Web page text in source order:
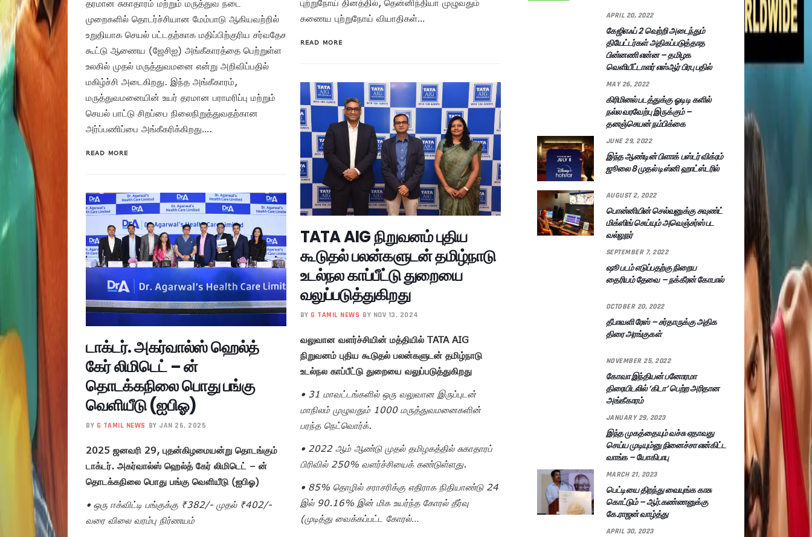
தரமான சுகாதாரம் மற்றும் மருத்துவ நடை
முறைகளில் தொடர்ச்சியான மேம்பாடு ஆகியவற்றில்
உறுதியாக செயல் பட்டதற்காக மதிப்பிற்குரிய சர்வதேச
கூட்டு ஆணைய (ஜேசிஐ) அங்கீகாரத்தை பெற்றுள்ள
உலகில் முதல் மருத்துவமனை என்று அறிவிப்பதில்
மகிழ்ச்சி அடைகிறது. இந்த அங்கீகாரம்,
மருத்துவமனையின் உயர் தரமான பராமரிப்பு மற்றும்
செயல் பாட்டு சிறப்பை நிலைநிறுத்துவதற்கான
அர்ப்பணிப்பை அங்கீகரிக்கிறது….
READ MORE
டாக்டர். அகர்வால்ஸ் ஹெல்த்
கேர் லிமிடெட் – ன்
தொடக்கநிலை பொது பங்கு
வெளியீடு (ஐபிஓ)
BY G TAMIL NEWS BY JAN 26, 2025
2025 ஜனவரி 29, புதன்கிழமையன்று தொடங்கும்
டாக்டர். அகர்வால்ஸ் ஹெல்த் கேர் லிமிடெட் – ன்
தொடக்கநிலை பொது பங்கு வெளியீடு (ஐபிஓ)
• ஒரு ஈக்விட்டி பங்குக்கு ₹382/- முதல் ₹402/-
வரை விலை வரம்பு நிர்ணயம்
புற்றுநோய் தினத்தில், தென்னிந்தியா முழுவதும்
கணைய புற்றுநோய் வியாதிகள்…
READ MORE
TATA AIG நிறுவனம் புதிய
கூடுதல் பலன்களுடன் தமிழ்நாடு
உடல்நல காப்பீட்டு துறையை
வலுப்படுத்துகிறது
BY G TAMIL NEWS BY NOV 13, 2024
வலுவான வளர்ச்சியின் மத்தியில் TATA AIG
நிறுவனம் புதிய கூடுதல் பலன்களுடன் தமிழ்நாடு
உடல்நல காப்பீட்டு துறையை வலுப்படுத்துகிறது
• 31 மாவட்டங்களில் ஒரு வலுவான இருப்புடன்
மாநிலம் முழுவதும் 1000 மருத்துவமனைகளின்
பரந்த நெட்வொர்க்.
• 2022 ஆம் ஆண்டு முதல் தமிழகத்தில் சுகாதாரப்
பிரிவில் 250% வளர்ச்சியைக் கண்டுள்ளது.
• 85% தொழில் சராசரிக்கு எதிராக நிதியாண்டு 24
இல் 90.16% இன் மிக உயர்ந்த கோரல் தீர்வு
(முடித்து வைக்கப்பட்ட கோரல்…
APRIL 20, 2022
கேஜிஎஃப் 2 வெற்றி அடைந்தும்
தியேட்டர்கள் அதிகப்படுத்தாத
பின்னணி என்ன – தமிழக
வெளியீட்டாளர் எஸ்ஆர் பிரபு பதில்
MAY 26, 2022
கிரிமினல் படத்துக்கு ஓடிடி களில்
நல்ல வரவேற்பு இருக்கும் –
தனஞ்செயன் நம்பிக்கை
JUNE 29, 2022
இந்த ஆண்டின் பிளாக் பஸ்டர் விக்ரம்
ஜூலை 8 முதல் டிஸ்னி ஹாட்ஸ்டரில்
AUGUST 2, 2022
பொன்னியின் செல்வனுக்கு சவுண்ட்
மிக்ஸிங் செய்யும் அவெஞ்சர்ஸ் பட
வல்லுநர்
SEPTEMBER 7, 2022
ஷூ படம் எடுப்பதற்கு நிறைய
தைரியம் தேவை – நக்கீரன் கோபால்
OCTOBER 20, 2022
தீபாவளி ரேஸ் – சர்தாருக்கு அதிக
திரை அரங்குகள்
NOVEMBER 25, 2022
கோவா இந்தியன் பனோரமா
திரையிடலில் ‘கிடா’ பெற்ற அரிதான
அங்கீகாரம்
JANUARY 29, 2023
இந்த முகத்தையும் வச்சு ஏதாவது
செய்ய முடியும்னு நினைச்சா என்கிட்ட
வாங்க – யோகிபாபு
MARCH 21, 2023
பெட்டியை திறந்து வையுங்க காசு
கொட்டும் – ஆர்.கண்ணனுக்கு
கே.ராஜன் வாழ்த்து
APRIL 30, 2023